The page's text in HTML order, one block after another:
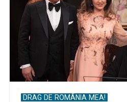
DRAG DE ROMÂNIA MEA!